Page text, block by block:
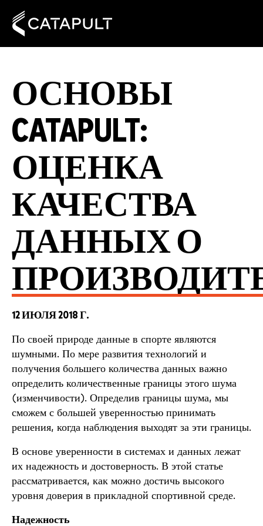
ОСНОВЫ
CATAPULT:
ОЦЕНКА
КАЧЕСТВА
ДАННЫХ О
12 ИЮЛЯ 2018 Г.
По своей природе данные в спорте являются
шумными. По мере развития технологий и
получения большего количества данных важно
определить количественные границы этого шума
(изменчивости). Определив границы шума, мы
сможем с большей уверенностью принимать
решения, когда наблюдения выходят за эти границы.
В основе уверенности в системах и данных лежат
их надежность и достоверность. В этой статье
рассматривается, как можно достичь высокого
уровня доверия в прикладной спортивной среде.
Надежность